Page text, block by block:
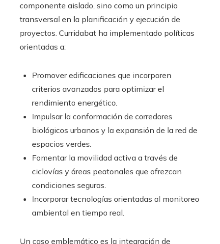
componente aislado, sino como un principio
transversal en la planificación y ejecución de
proyectos. Curridabat ha implementado políticas
orientadas a:
Promover edificaciones que incorporen
criterios avanzados para optimizar el
rendimiento energético.
Impulsar la conformación de corredores
biológicos urbanos y la expansión de la red de
espacios verdes.
Fomentar la movilidad activa a través de
ciclovías y áreas peatonales que ofrezcan
condiciones seguras.
Incorporar tecnologías orientadas al monitoreo
ambiental en tiempo real.
Un caso emblemático es la integración de